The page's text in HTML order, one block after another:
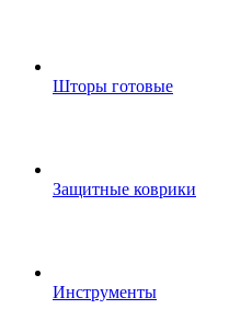
Шторы готовые
Защитные коврики
Инструменты